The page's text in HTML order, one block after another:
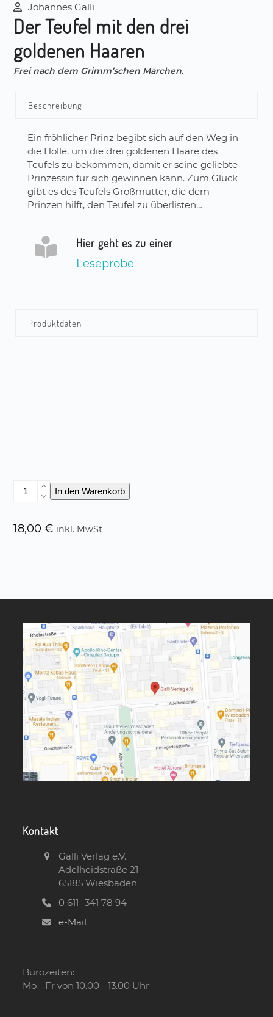
Johannes Galli
Der Teufel mit den drei
goldenen Haaren
Frei nach dem Grimm’schen Märchen.
Beschreibung
Ein fröhlicher Prinz begibt sich auf den Weg in
die Hölle, um die drei goldenen Haare des
Teufels zu bekommen, damit er seine geliebte
Prinzessin für sich gewinnen kann. Zum Glück
gibt es des Teufels Großmutter, die dem
Prinzen hilft, den Teufel zu überlisten…
Hier geht es zu einer
Leseprobe
Produktdaten
Der
den
In den Warenkorb
18,00€ inkl. MwSt
Kontakt
Galli Verlag e.V.
Adelheidstraße 21
65185 Wiesbaden
0 611- 341 78 94
e-Mail
Bürozeiten:
Mo - Fr von 10.00 - 13.00 Uhr